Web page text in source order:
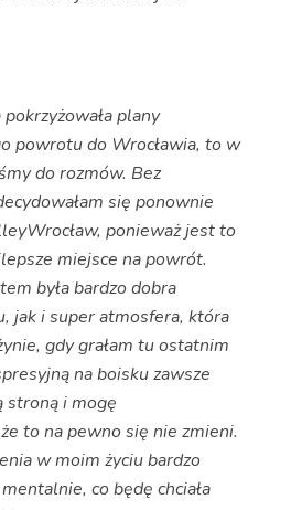
plany
powrotu do Wrocławia, to w
do rozmów. Bez
się ponownie
ponieważ jest to
miejsce na powrót.
była bardzo dobra
jak i super atmosfera, która
gdy grałam tu ostatnim
na boisku zawsze
stroną i mogę
to na pewno się nie zmieni.
w moim życiu bardzo
co będę chciała